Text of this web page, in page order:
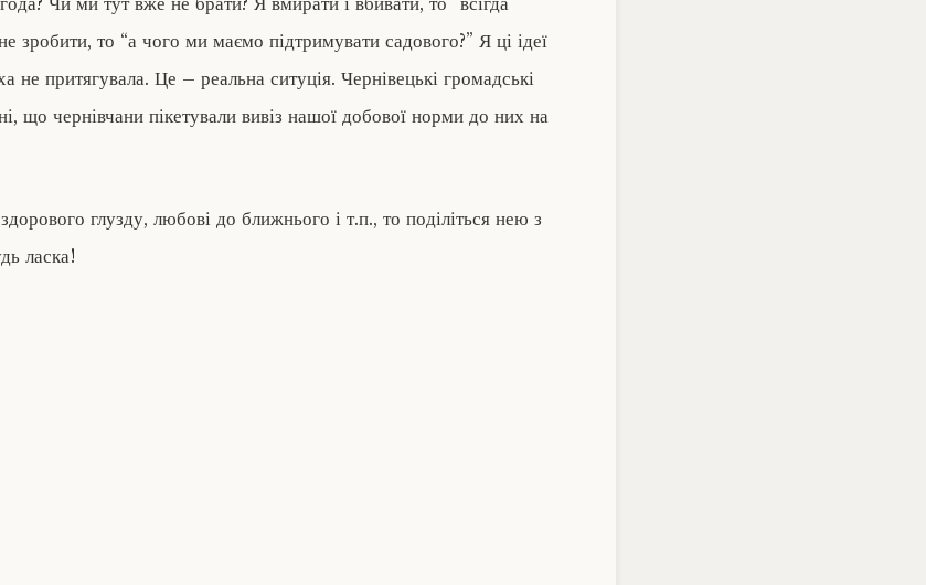
зробити, то “а чого ми маємо підтримувати садового?” Я ці ідеї
не притягувала. Це – реальна ситуція. Чернівецькі громадські
що чернівчани пікетували вивіз нашої добової норми до них на
глузду, любові до ближнього і т.п., то поділіться нею з
ласка!